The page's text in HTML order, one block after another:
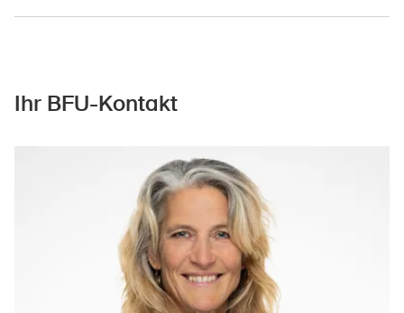
Ihr BFU-Kontakt